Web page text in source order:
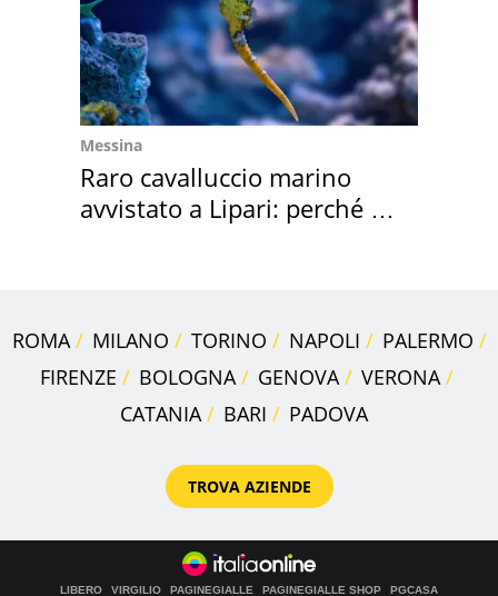
Messina
Raro cavalluccio marino
avvistato a Lipari: perché è
ROMA MILANO TORINO NAPOLI
PALERMO
FIRENZE
BOLOGNA GENOVA
VERONA
CATANIA
BARI PADOVA
TROVA AZIENDE
LIBERO VIRGILIO PAGINEGIALLE PAGINEGIALLE SHOP
PGCASA